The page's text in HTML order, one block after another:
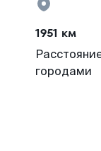
1951 км
городами